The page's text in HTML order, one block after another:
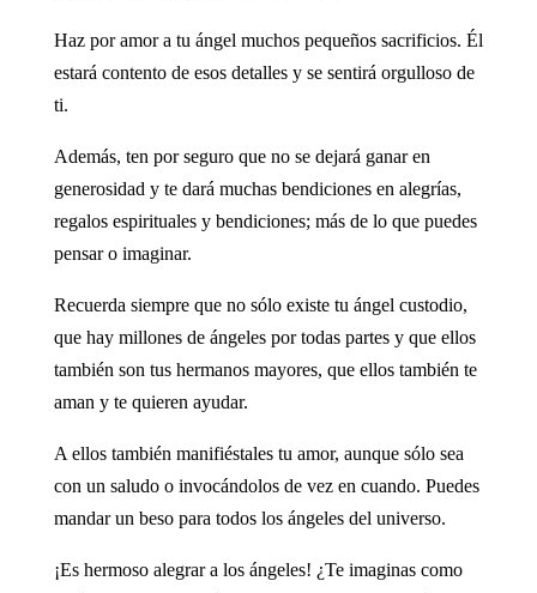
Haz por amor a tu ángel muchos pequeños sacrificios. Él
estará contento de esos detalles y se sentirá orgulloso de
ti.
Además, ten por seguro que no se dejará ganar en
generosidad y te dará muchas bendiciones en alegrías,
regalos espirituales y bendiciones; más de lo que puedes
pensar o imaginar.
Recuerda siempre que no sólo existe tu ángel custodio,
que hay millones de ángeles por todas partes y que ellos
también son tus hermanos mayores, que ellos también te
aman y te quieren ayudar.
A ellos también manifiéstales tu amor, aunque sólo sea
con un saludo o invocándolos de vez en cuando. Puedes
mandar un beso para todos los ángeles del universo.
¡Es hermoso alegrar a los ángeles! ¿Te imaginas como